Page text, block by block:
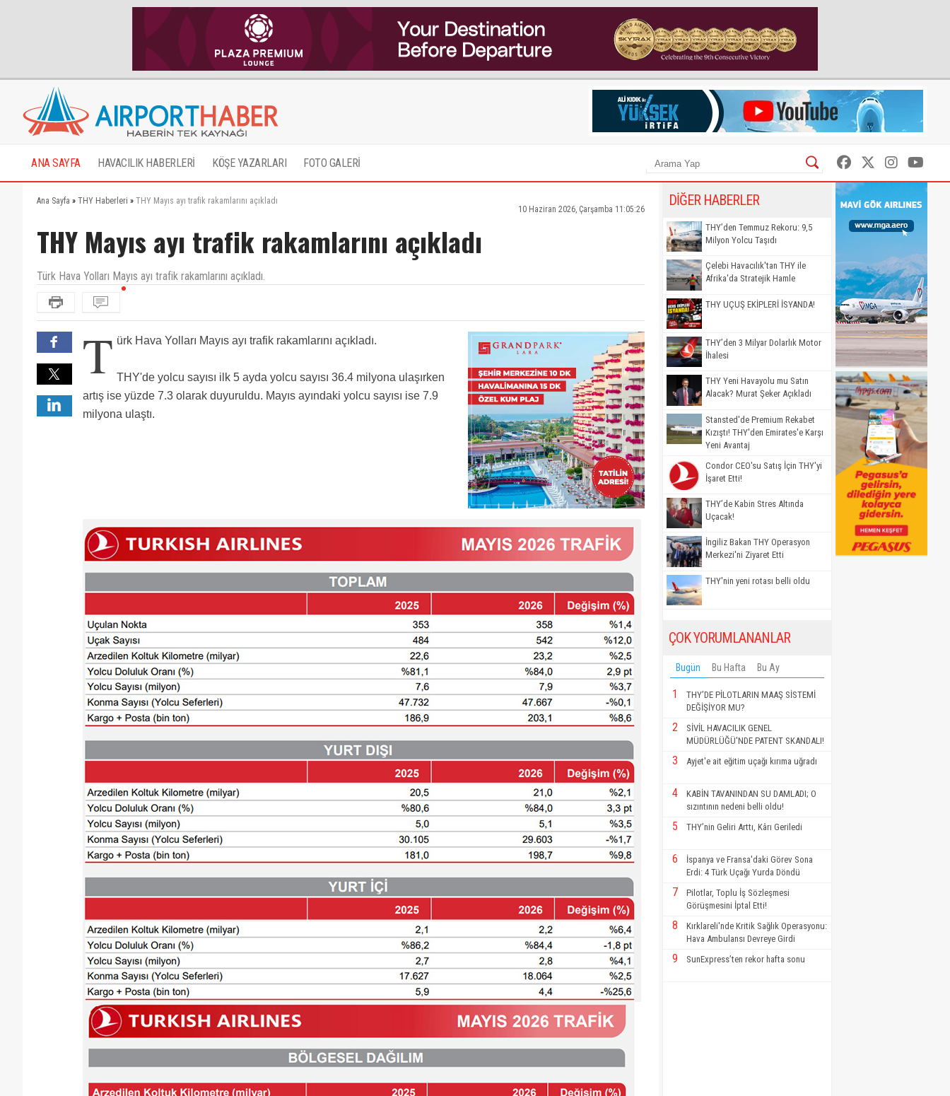
ANA SAYFA HAVACILIK HABERLERİ KÖŞE YAZARLARI FOTO GALERİ
Ana Sayfa » THY Haberleri » THY Mayıs ayı trafik rakamlarını açıkladı
10 Haziran 2026, Çarşamba 11:05:26
THY Mayıs ayı trafik rakamlarını açıkladı
Türk Hava Yolları Mayıs ayı trafik rakamlarını açıkladı.
T ürk Hava Yolları Mayıs ayı trafik rakamlarını açıkladı.
THY'de yolcu sayısı ilk 5 ayda yolcu sayısı 36.4 milyona ulaşırken
artış ise yüzde 7.3 olarak duyuruldu. Mayıs ayındaki yolcu sayısı ise 7.9
milyona ulaştı.
DİĞER HABERLER
THY’den Temmuz Rekoru: 9,5
Milyon Yolcu Taşıdı
Çelebi Havacılık'tan THY ile
Afrika'da Stratejik Hamle
THY UÇUŞ EKİPLERİ İSYANDA!
THY’den 3 Milyar Dolarlık Motor
İhalesi
THY Yeni Havayolu mu Satın
Alacak? Murat Şeker Açıkladı
Stansted'de Premium Rekabet
Kızıştı! THY'den Emirates'e Karşı
Yeni Avantaj
Condor CEO'su Satış İçin THY'yi
İşaret Etti!
THY’de Kabin Stres Altında
Uçacak!
İngiliz Bakan THY Operasyon
Merkezi'ni Ziyaret Etti
THY'nin yeni rotası belli oldu
ÇOK YORUMLANANLAR
Bugün Bu Hafta Bu Ay
1
THY’DE PİLOTLARIN MAAŞ SİSTEMİ
DEĞİŞİYOR MU?
2
SİVİL HAVACILIK GENEL
MÜDÜRLÜĞÜ'NDE PATENT SKANDALI!
3 Ayjet'e ait eğitim uçağı kırıma uğradı
4
KABİN TAVANINDAN SU DAMLADI; O
sızıntının nedeni belli oldu!
5 THY’nin Geliri Arttı, Kârı Geriledi
6
İspanya ve Fransa'daki Görev Sona
Erdi: 4 Türk Uçağı Yurda Döndü
7
Pilotlar, Toplu İş Sözleşmesi
Görüşmesini İptal Etti!
8
Kırklareli'nde Kritik Sağlık Operasyonu:
Hava Ambulansı Devreye Girdi
9 SunExpress’ten rekor hafta sonu